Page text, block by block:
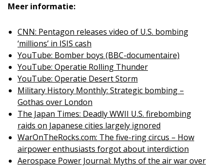
Meer informatie:
CNN: Pentagon releases video of U.S. bombing
‘millions’ in ISIS cash
YouTube: Bomber boys (BBC-documentaire)
YouTube: Operatie Rolling Thunder
YouTube: Operatie Desert Storm
Military History Monthly: Strategic bombing –
Gothas over London
The Japan Times: Deadly WWII U.S. firebombing
raids on Japanese cities largely ignored
WarOnTheRocks.com: The five-ring circus – How
airpower enthusiasts forgot about interdiction
Aerospace Power Journal: Myths of the air war over